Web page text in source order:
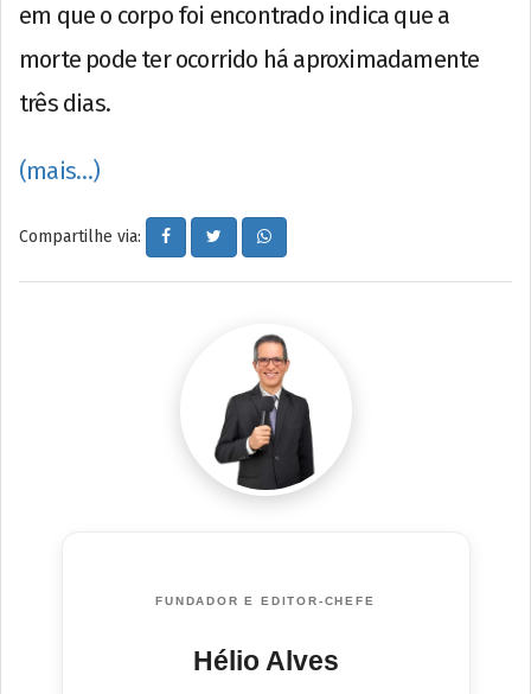
em que o corpo foi encontrado indica que a
morte pode ter ocorrido há aproximadamente
três dias.
(mais…)
Compartilhe via:
FUNDADOR E EDITOR-CHEFE
Hélio Alves